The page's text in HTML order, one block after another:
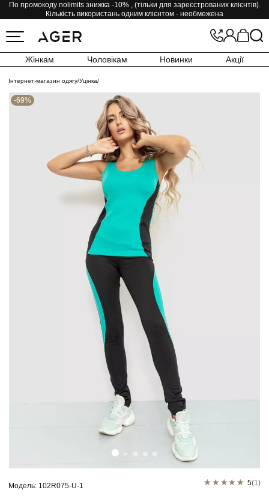
По промокоду nolimits знижка -10% , (тільки для зареєстрованих клієнтів).
Кількість використань одним клієнтом - необмежена
Жінкам Чоловікам Новинки Акції
Інтернет-магазин одягу/Уцінка/
-69%
Модель: 102R075-U-1 5(1)